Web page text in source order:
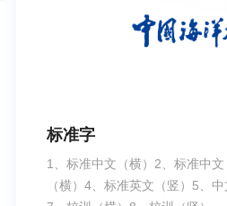
标准字
1、标准中文（横）2、标准中
（横）4、标准英文（竖）5、